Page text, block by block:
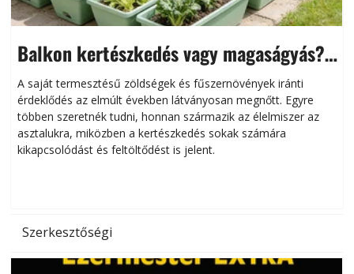
Balkon kertészkedés vagy magaságyás?
Helytakarékos kertészkedés
A saját termesztésű zöldségek és fűszernövények iránti
érdeklődés az elmúlt években látványosan megnőtt. Egyre
többen szeretnék tudni, honnan származik az élelmiszer az
asztalukra, miközben a kertészkedés sokak számára
kikapcsolódást és feltöltődést is jelent.
Szerkesztőségi